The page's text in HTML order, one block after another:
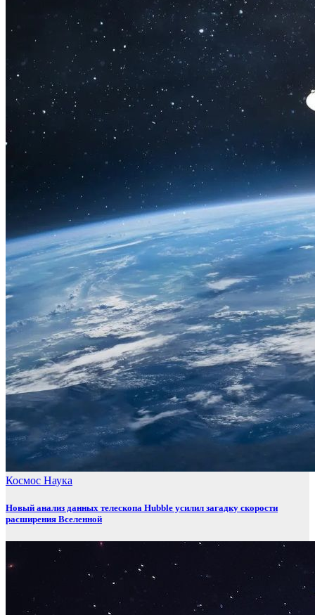
Космос Наука
Новый анализ данных телескопа Hubble усилил загадку скорости
расширения Вселенной